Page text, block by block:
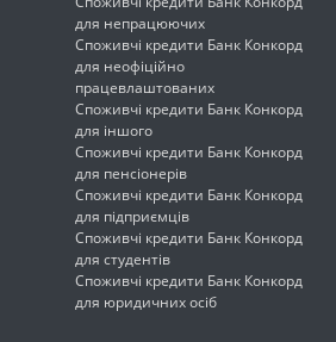
для непрацюючих
Споживчі кредити Банк Конкорд
для неофіційно
працевлаштованих
Споживчі кредити Банк Конкорд
для іншого
Споживчі кредити Банк Конкорд
для пенсіонерів
Споживчі кредити Банк Конкорд
для підприємців
Споживчі кредити Банк Конкорд
для студентів
Споживчі кредити Банк Конкорд
для юридичних осіб